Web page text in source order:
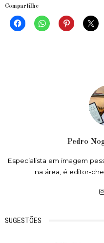
Compartilhe
Pedro
Especialista em imagem
na área, é editor-
SUGESTÕES